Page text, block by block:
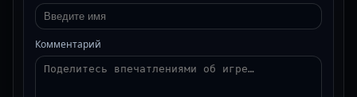
Комментарий